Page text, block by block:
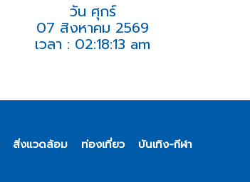
วัน ศุกร์
07 สิงหาคม 2569
เวลา : 02:18:13 am
สิ่งแวดล้อม ท่องเที่ยว บันเทิง-กีฬา